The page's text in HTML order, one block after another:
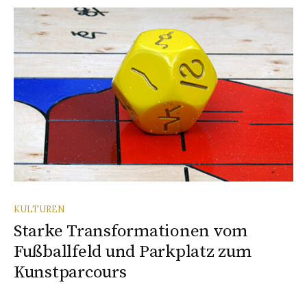
KULTUREN
Starke Transformationen vom
Fußballfeld und Parkplatz zum
Kunstparcours